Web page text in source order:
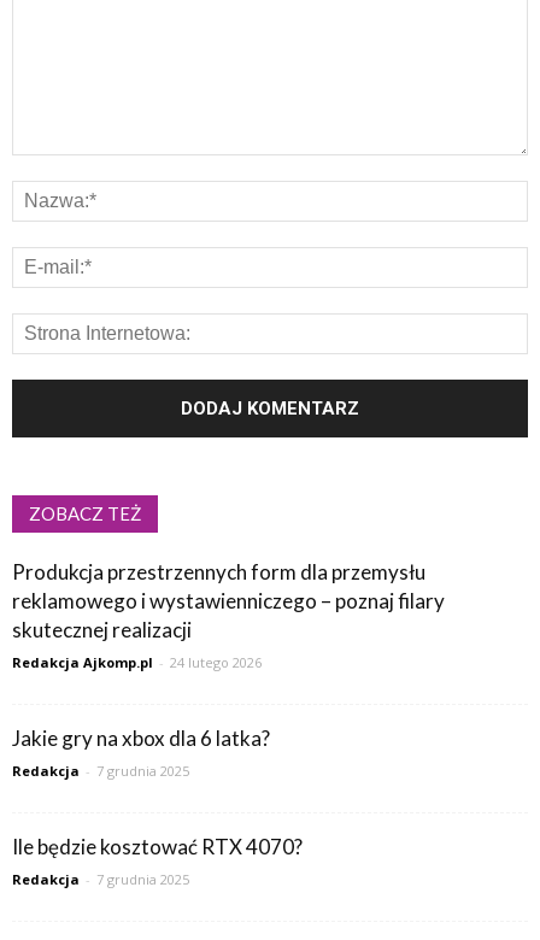
ZOBACZ TEŻ
Produkcja przestrzennych form dla przemysłu
reklamowego i wystawienniczego – poznaj filary
skutecznej realizacji
Redakcja Ajkomp.pl - 24 lutego 2026
Jakie gry na xbox dla 6 latka?
Redakcja - 7 grudnia 2025
Ile będzie kosztować RTX 4070?
Redakcja - 7 grudnia 2025